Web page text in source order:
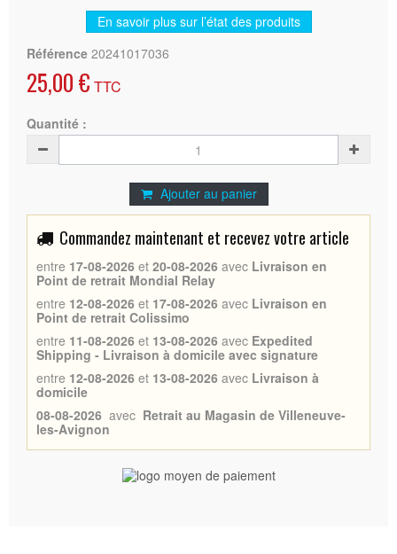
En savoir plus sur l’état des produits
Référence 20241017036
25,00 € TTC
Quantité :
Ajouter au panier
Commandez maintenant et recevez votre article
entre 17-08-2026 et 20-08-2026 avec Livraison en
Point de retrait Mondial Relay
entre 12-08-2026 et 17-08-2026 avec Livraison en
Point de retrait Colissimo
entre 11-08-2026 et 13-08-2026 avec Expedited
Shipping - Livraison à domicile avec signature
entre 12-08-2026 et 13-08-2026 avec Livraison à
domicile
08-08-2026 avec Retrait au Magasin de Villeneuve-
les-Avignon